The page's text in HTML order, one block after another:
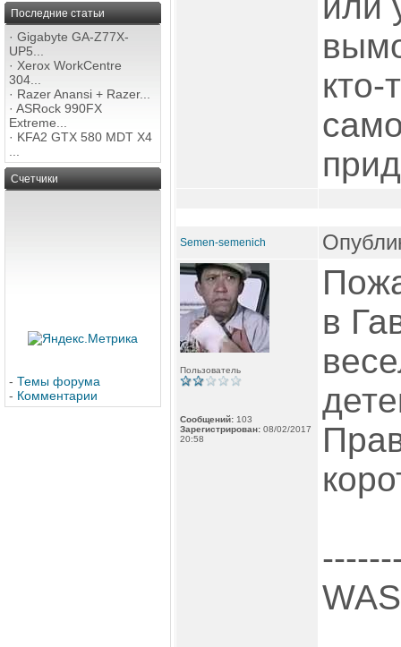
Последние статьи
· Gigabyte GA-Z77X-
UP5...
· Xerox WorkCentre
304...
· Razer Anansi + Razer...
· ASRock 990FX
Extreme...
· KFA2 GTX 580 MDT X4
Счетчики
- Темы форума
- Комментарии
Semen-semenich
Пользователь
Сообщений: 103
Зарегистрирован: 08/02/2017
20:58
в